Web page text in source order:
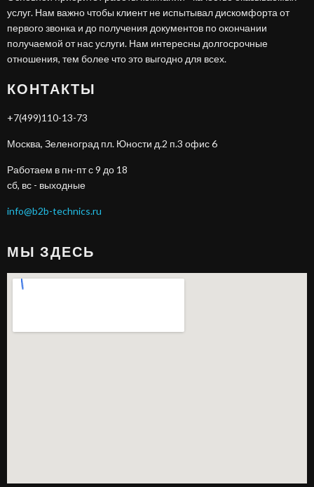
услуг. Нам важно чтобы клиент не испытывал дискомфорта от
первого звонка и до получения документов по окончании
получаемой от нас услуги. Нам интересны долгосрочные
отношения, тем более что это выгодно для всех.
КОНТАКТЫ
+7(499)110-13-73
Москва, Зеленоград пл. Юности д.2 п.3 офис 6
Работаем в пн-пт с 9 до 18
сб, вс - выходные
info@b2b-technics.ru
МЫ ЗДЕСЬ